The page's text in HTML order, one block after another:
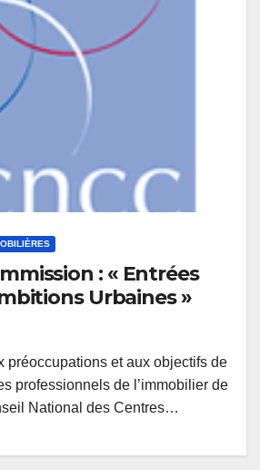
: « Entrées
Urbaines »
préoccupations et aux objectifs de
professionnels de l’immobilier de
National des Centres…